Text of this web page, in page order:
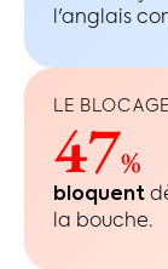
l'anglais
LE BLOCAGE
47%
bloquent
la bouche.